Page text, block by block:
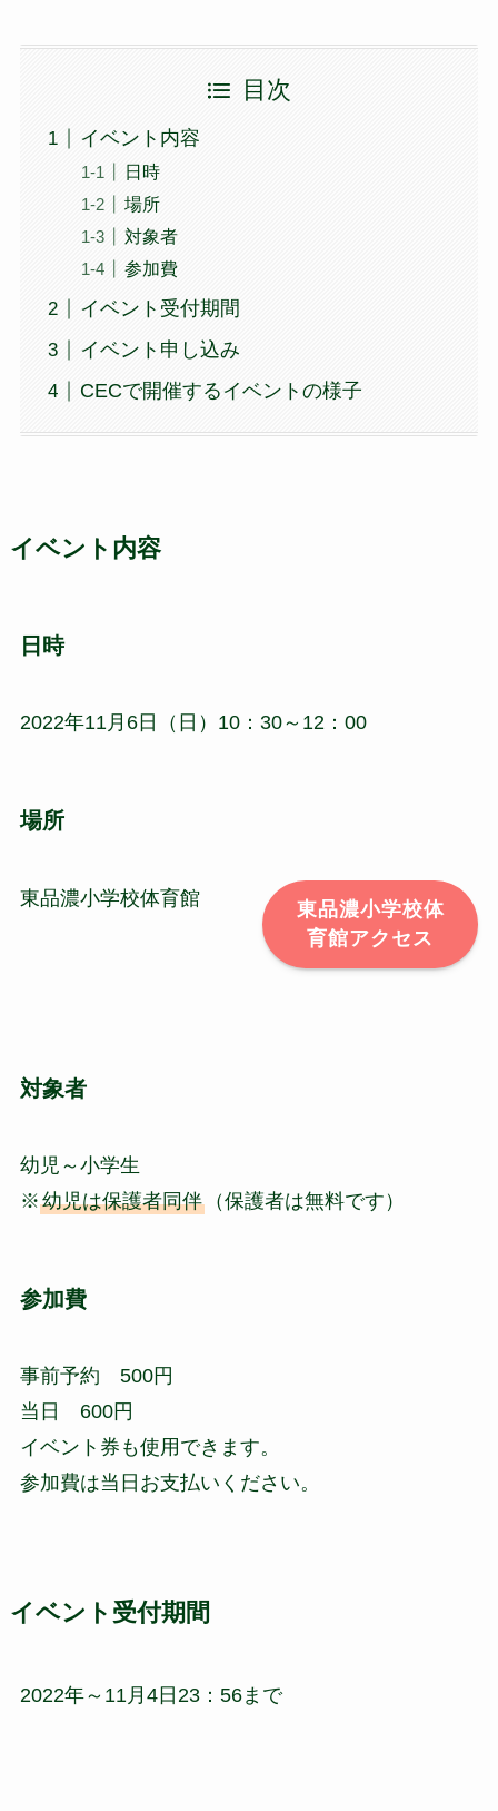
目次
イベント内容
日時
場所
対象者
参加費
イベント受付期間
イベント申し込み
CECで開催するイベントの様子
イベント内容
日時
2022年11月6日（日）10：30～12：00
場所
東品濃小学校体育館
東品濃小学校体
育館アクセス
対象者
幼児～小学生
※幼児は保護者同伴（保護者は無料です）
参加費
事前予約 500円
当日 600円
イベント券も使用できます。
参加費は当日お支払いください。
イベント受付期間
2022年～11月4日23：56まで